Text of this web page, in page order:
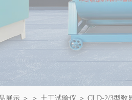
展示 ＞ ＞ 土工试验仪 ＞ CLD-2/3型数